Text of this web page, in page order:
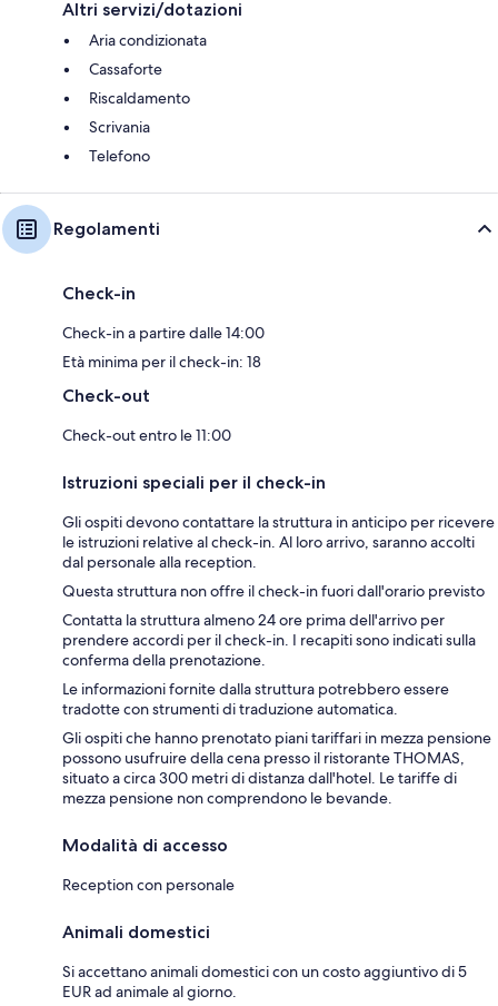
Altri servizi/dotazioni
Aria condizionata
Cassaforte
Riscaldamento
Scrivania
Telefono
Regolamenti
Check-in
Check-in a partire dalle 14:00
Età minima per il check-in: 18
Check-out
Check-out entro le 11:00
Istruzioni speciali per il check-in
Gli ospiti devono contattare la struttura in anticipo per ricevere
le istruzioni relative al check-in. Al loro arrivo, saranno accolti
dal personale alla reception.
Questa struttura non offre il check-in fuori dall'orario previsto
Contatta la struttura almeno 24 ore prima dell'arrivo per
prendere accordi per il check-in. I recapiti sono indicati sulla
conferma della prenotazione.
Le informazioni fornite dalla struttura potrebbero essere
tradotte con strumenti di traduzione automatica.
Gli ospiti che hanno prenotato piani tariffari in mezza pensione
possono usufruire della cena presso il ristorante THOMAS,
situato a circa 300 metri di distanza dall'hotel. Le tariffe di
mezza pensione non comprendono le bevande.
Modalità di accesso
Reception con personale
Animali domestici
Si accettano animali domestici con un costo aggiuntivo di 5
EUR ad animale al giorno.